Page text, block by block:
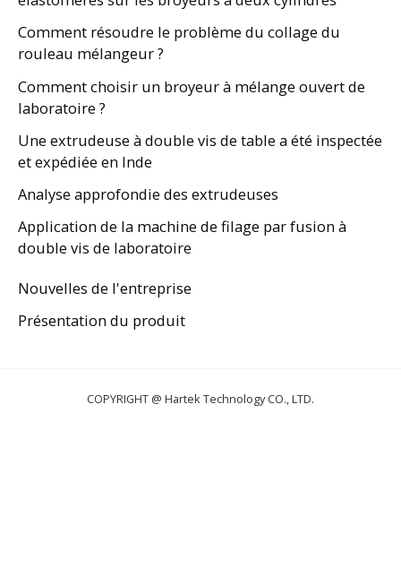
Comment résoudre le problème du collage du
rouleau mélangeur ?
Comment choisir un broyeur à mélange ouvert de
laboratoire ?
Une extrudeuse à double vis de table a été inspectée
et expédiée en Inde
Analyse approfondie des extrudeuses
Application de la machine de filage par fusion à
double vis de laboratoire
Nouvelles de l'entreprise
Présentation du produit
COPYRIGHT @ Hartek Technology CO., LTD.